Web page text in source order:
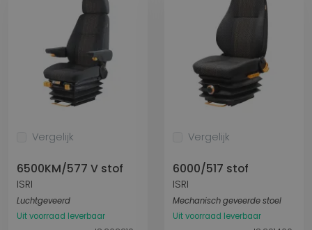
Vergelijk
6500KM/577 V stof
ISRI
Luchtgeveerd
Uit voorraad leverbaar
Vergelijk
6000/517 stof
ISRI
Mechanisch geveerde stoel
Uit voorraad leverbaar